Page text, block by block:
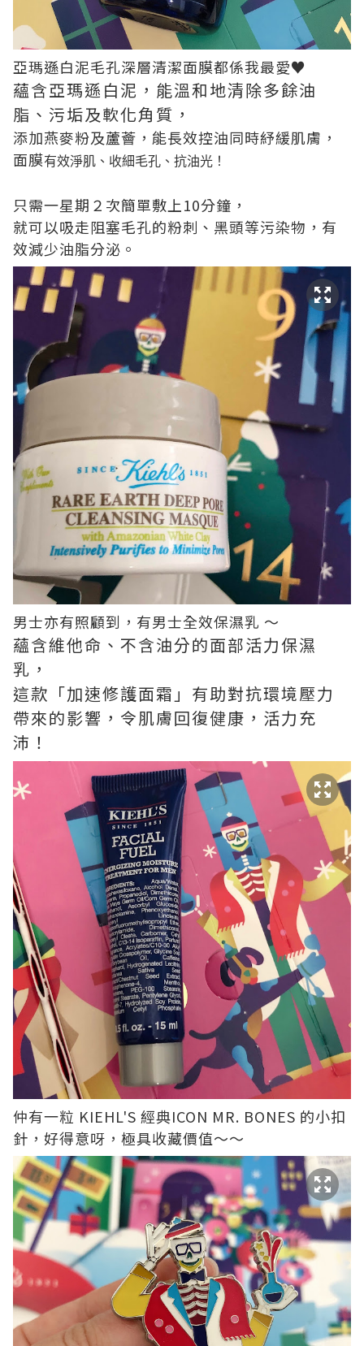
亞瑪遜白泥毛孔深層清潔面膜都係我最愛♥
蘊含亞瑪遜白泥，能溫和地清除多餘油
脂、污垢及軟化角質，
添加燕麥粉及蘆薈，能長效控油同時紓緩肌膚，
面膜有效淨肌、收細毛孔、抗油光！
只需一星期２次簡單敷上10分鐘，
就可以吸走阻塞毛孔的粉刺、黑頭等污染物，有
效減少油脂分泌。
男士亦有照顧到，有男士全效保濕乳 ～
蘊含維他命、不含油分的面部活力保濕
乳，
這款「加速修護面霜」有助對抗環境壓力
帶來的影響，令肌膚回復健康，活力充
沛！
仲有一粒 KIEHL'S 經典ICON MR. BONES 的小扣
針，好得意呀，極具收藏價值～～